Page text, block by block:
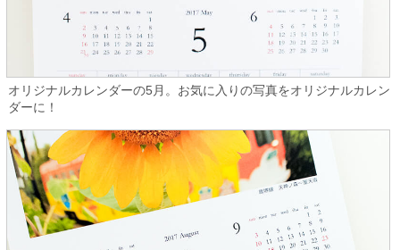
オリジナルカレンダーの5月。お気に入りの写真をオリジナルカレン
ダーに！